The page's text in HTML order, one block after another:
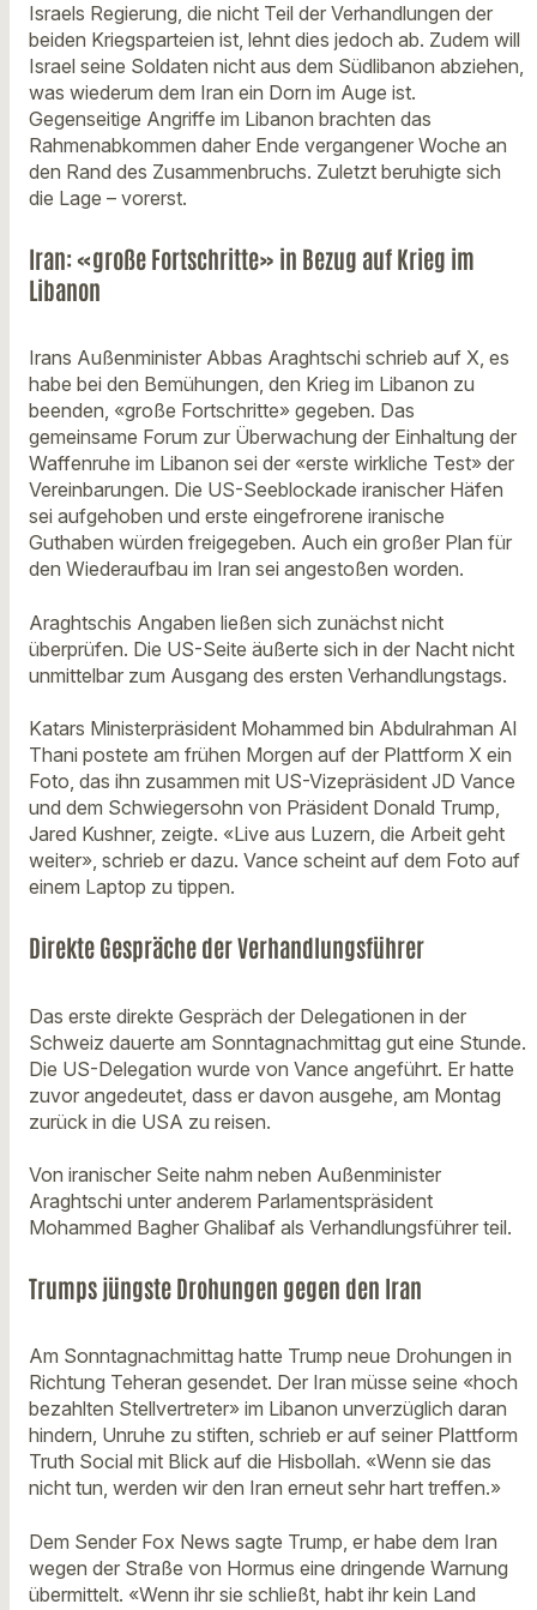
Israels Regierung, die nicht Teil der Verhandlungen der
beiden Kriegsparteien ist, lehnt dies jedoch ab. Zudem will
Israel seine Soldaten nicht aus dem Südlibanon abziehen,
was wiederum dem Iran ein Dorn im Auge ist.
Gegenseitige Angriffe im Libanon brachten das
Rahmenabkommen daher Ende vergangener Woche an
den Rand des Zusammenbruchs. Zuletzt beruhigte sich
die Lage – vorerst.
Iran: «große Fortschritte» in Bezug auf Krieg im
Libanon
Irans Außenminister Abbas Araghtschi schrieb auf X, es
habe bei den Bemühungen, den Krieg im Libanon zu
beenden, «große Fortschritte» gegeben. Das
gemeinsame Forum zur Überwachung der Einhaltung der
Waffenruhe im Libanon sei der «erste wirkliche Test» der
Vereinbarungen. Die US-Seeblockade iranischer Häfen
sei aufgehoben und erste eingefrorene iranische
Guthaben würden freigegeben. Auch ein großer Plan für
den Wiederaufbau im Iran sei angestoßen worden.
Araghtschis Angaben ließen sich zunächst nicht
überprüfen. Die US-Seite äußerte sich in der Nacht nicht
unmittelbar zum Ausgang des ersten Verhandlungstags.
Katars Ministerpräsident Mohammed bin Abdulrahman Al
Thani postete am frühen Morgen auf der Plattform X ein
Foto, das ihn zusammen mit US-Vizepräsident JD Vance
und dem Schwiegersohn von Präsident Donald Trump,
Jared Kushner, zeigte. «Live aus Luzern, die Arbeit geht
weiter», schrieb er dazu. Vance scheint auf dem Foto auf
einem Laptop zu tippen.
Direkte Gespräche der Verhandlungsführer
Das erste direkte Gespräch der Delegationen in der
Schweiz dauerte am Sonntagnachmittag gut eine Stunde.
Die US-Delegation wurde von Vance angeführt. Er hatte
zuvor angedeutet, dass er davon ausgehe, am Montag
zurück in die USA zu reisen.
Von iranischer Seite nahm neben Außenminister
Araghtschi unter anderem Parlamentspräsident
Mohammed Bagher Ghalibaf als Verhandlungsführer teil.
Trumps jüngste Drohungen gegen den Iran
Am Sonntagnachmittag hatte Trump neue Drohungen in
Richtung Teheran gesendet. Der Iran müsse seine «hoch
bezahlten Stellvertreter» im Libanon unverzüglich daran
hindern, Unruhe zu stiften, schrieb er auf seiner Plattform
Truth Social mit Blick auf die Hisbollah. «Wenn sie das
nicht tun, werden wir den Iran erneut sehr hart treffen.»
Dem Sender Fox News sagte Trump, er habe dem Iran
wegen der Straße von Hormus eine dringende Warnung
übermittelt. «Wenn ihr sie schließt, habt ihr kein Land